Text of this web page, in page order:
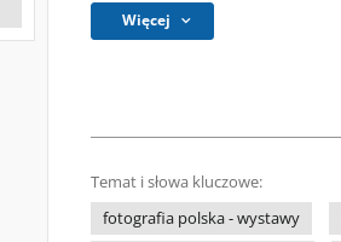
Więcej
Temat i słowa kluczowe:
fotografia polska - wystawy